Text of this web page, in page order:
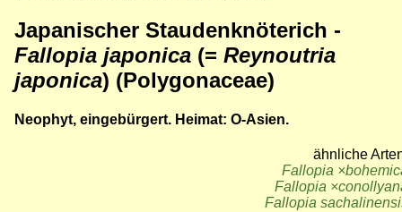
Japanischer Staudenknöterich -
Fallopia japonica (= Reynoutria
japonica) (Polygonaceae)
Neophyt, eingebürgert. Heimat: O-Asien.
ähnliche
Fallopia ×
Fallopia
Fallopia